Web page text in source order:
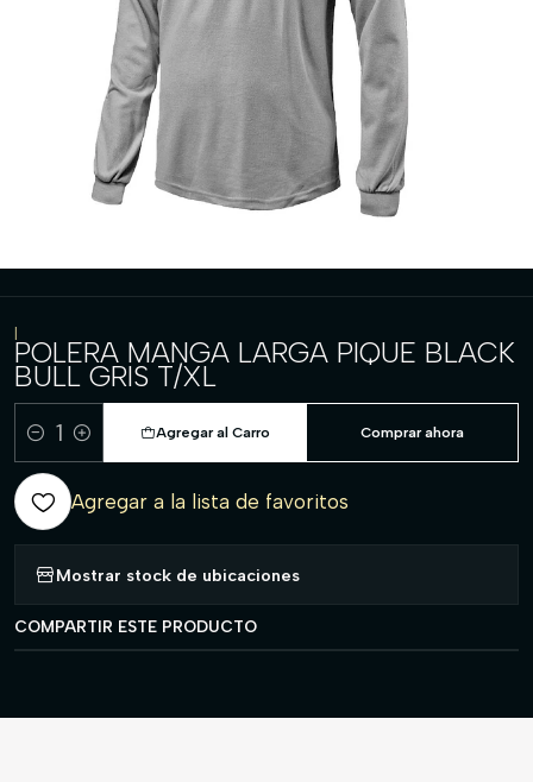
|
POLERA MANGA LARGA PIQUE BLACK
BULL GRIS T/XL
Cantidad
Agregar al Carro Comprar ahora
Agregar a la lista de favoritos
Mostrar stock de ubicaciones
COMPARTIR ESTE PRODUCTO